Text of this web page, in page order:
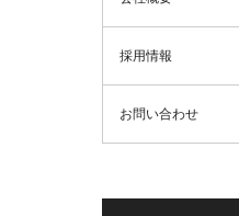
採用情報
お問い合わせ